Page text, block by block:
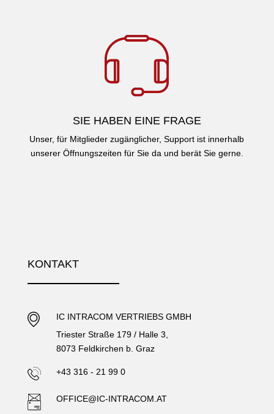
SIE HABEN EINE FRAGE
Unser, für Mitglieder zugänglicher, Support ist innerhalb
unserer Öffnungszeiten für Sie da und berät Sie gerne.
KONTAKT
IC INTRACOM VERTRIEBS GMBH
Triester Straße 179 / Halle 3,
8073 Feldkirchen b. Graz
+43 316 - 21 99 0
OFFICE@IC-INTRACOM.AT